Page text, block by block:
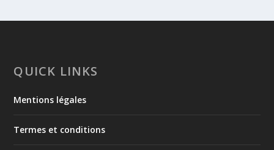
QUICK LINKS
Mentions légales
Termes et conditions